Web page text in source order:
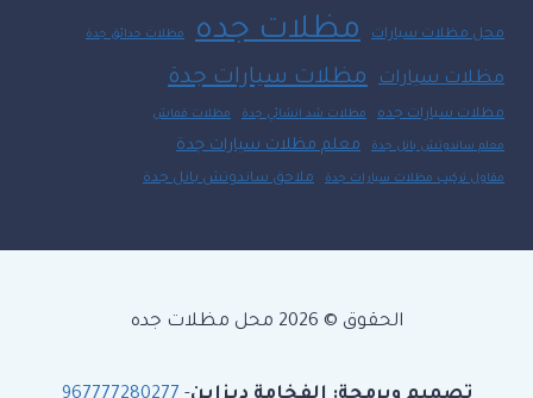
محل مظلات سيارات مظلات جده مظلات حدائق جدة
مظلات سيارات مظلات سيارات جدة
مظلات سيارات جده مظلات شد انشائي جدة مظلات قماش
معلم ساندوتش بانل جدة معلم مظلات سيارات جدة
مقاول تركيب مظلات سيارات جدة ملاحق ساندوتش بانل جدة
الحقوق © 2026 محل مظلات جده